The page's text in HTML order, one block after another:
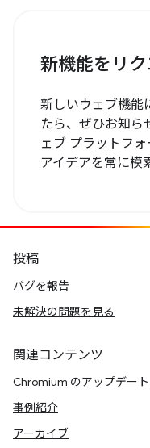
新機能をリ
新しいウェブ機能
たら、ぜひお知ら
ェブ プラットフ
アイデアを常に模
投稿
バグを報告
未解決の問題を見る
関連コンテンツ
Chromium のアップデート
事例紹介
アーカイブ